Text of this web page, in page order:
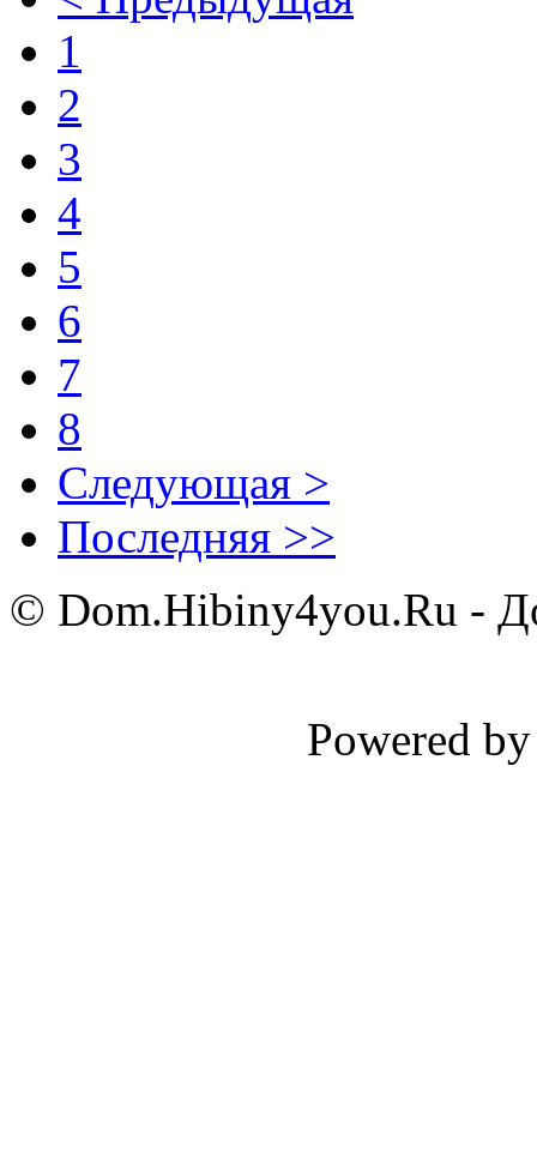
1
2
3
4
5
6
7
8
Следующая >
Последняя >>
© Dom.Hibiny4you.Ru -
Powered